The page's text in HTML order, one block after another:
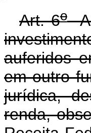
Art. 6o
auferidos
em outro
jurídica,
renda,